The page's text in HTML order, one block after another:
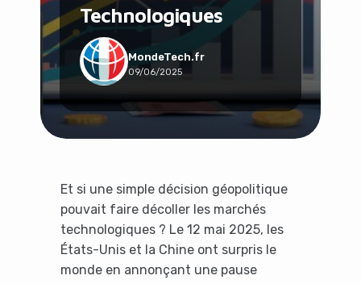
Technologiques
MondeTech.fr
09/06/2025
Et si une simple décision géopolitique
pouvait faire décoller les marchés
technologiques ? Le 12 mai 2025, les
États-Unis et la Chine ont surpris le
monde en annonçant une pause
Social & Communauté
Tech & Développement
Travail & Productivité
Voyage